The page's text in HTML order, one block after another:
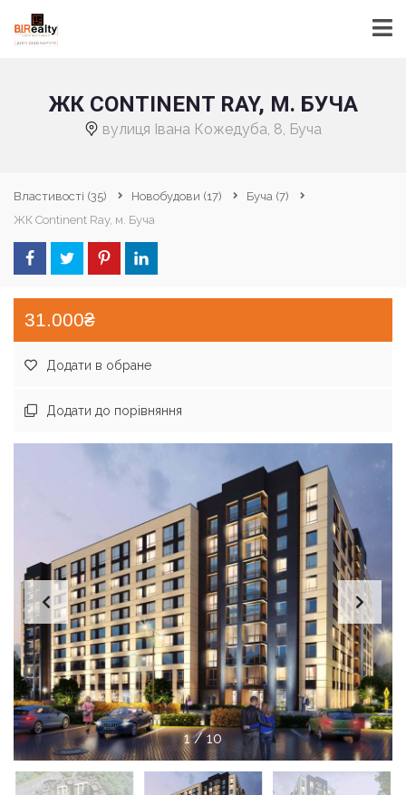
ЖК CONTINENT RAY, М. БУЧА
вулиця Івана Кожедуба, 8, Буча
Властивості (35) Новобудови (17) Буча (7)
ЖК Continent Ray, м. Буча
31.000₴
Додати в обране
Додати до порівняння
1/10